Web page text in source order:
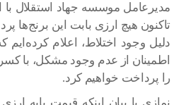
مدیرعامل موسسه جهاد استقلال با
تاکنون هیچ ارزی بابت این برنج‌ها
دلیل وجود اختلاط، اعلام کرده‌ایم
را پرداخت خواهیم کرد.